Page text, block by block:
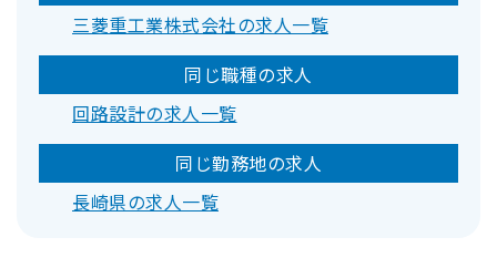
三菱重工業株式会社の求人一覧
同じ職種の求人
回路設計の求人一覧
同じ勤務地の求人
長崎県の求人一覧